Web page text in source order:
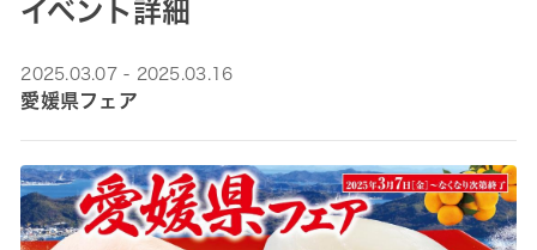
イベント詳細
2025.03.07 - 2025.03.16
愛媛県フェア